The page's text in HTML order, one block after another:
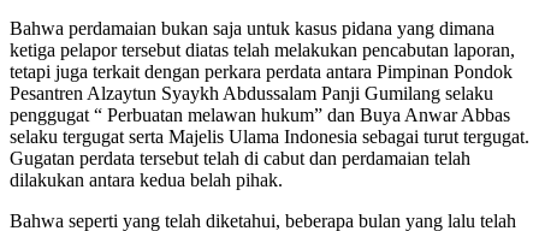
Bahwa perdamaian bukan saja untuk kasus pidana yang dimana
ketiga pelapor tersebut diatas telah melakukan pencabutan laporan,
tetapi juga terkait dengan perkara perdata antara Pimpinan Pondok
Pesantren Alzaytun Syaykh Abdussalam Panji Gumilang selaku
penggugat “ Perbuatan melawan hukum” dan Buya Anwar Abbas
selaku tergugat serta Majelis Ulama Indonesia sebagai turut tergugat.
Gugatan perdata tersebut telah di cabut dan perdamaian telah
dilakukan antara kedua belah pihak.
Bahwa seperti yang telah diketahui, beberapa bulan yang lalu telah